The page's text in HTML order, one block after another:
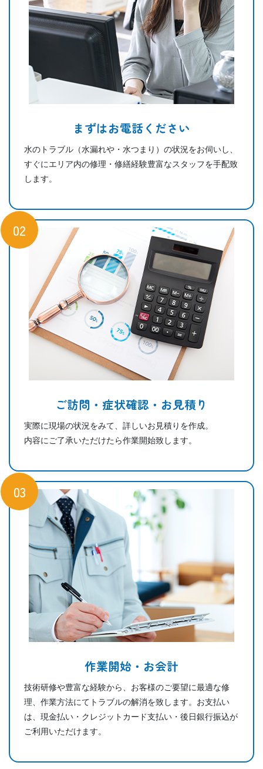
まずはお電話ください
水のトラブル（水漏れや・水つまり）の状況をお伺いし、
すぐにエリア内の修理・修繕経験豊富なスタッフを手配致
します。
02
ご訪問・症状確認・お見積り
実際に現場の状況をみて、詳しいお見積りを作成。
内容にご了承いただけたら作業開始致します。
03
作業開始・お会計
技術研修や豊富な経験から、お客様のご要望に最適な修
理、作業方法にてトラブルの解消を致します。お支払い
は、現金払い・クレジットカード支払い・後日銀行振込が
ご利用いただけます。